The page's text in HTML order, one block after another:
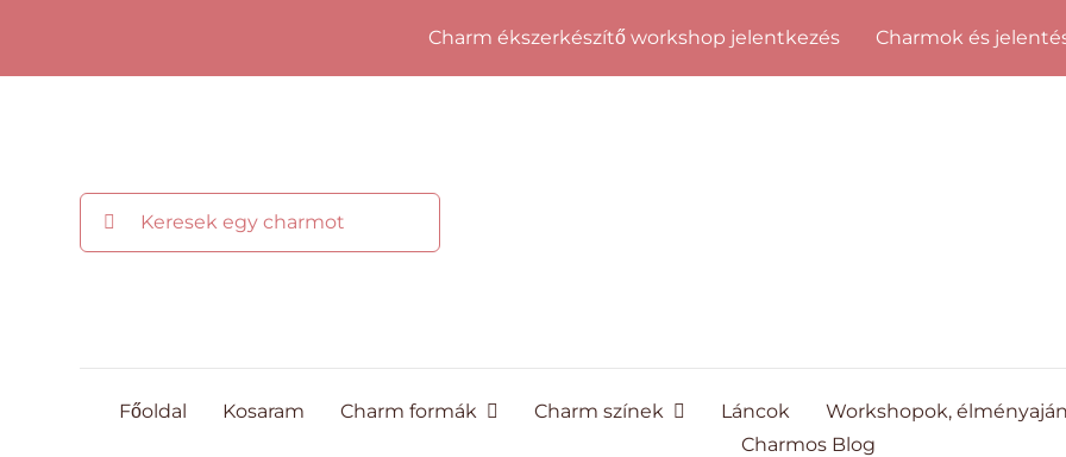
Charm ékszerkészítő workshop jelentkezés Charmok és
Keresés...
Főoldal Kosaram Charm formák Charm színek Láncok Workshopok,
Charmos Blog